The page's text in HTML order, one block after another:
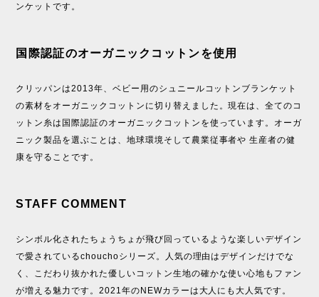
ンケットです。
国際認証のオーガニックコットンを使用
クリッパンは2013年、ベビー用のシュニールコットンブランケット
の素材をオーガニックコットンに切り替えました。現在は、全てのコ
ットン糸は国際認証のオーガニックコットンを使っています。オーガ
ニック製品を選ぶことは、地球環境そして農業従事者や 生産者の健
康を守ることです。
STAFF COMMENT
シンボル化されたちょうちょが飛び回っているような楽しいデザイン
で愛されているchouchoシリーズ。人気の理由はデザインだけでな
く、こだわり抜かれた優しいコットン生地の確かな使い心地もファン
が増える魅力です。2021年のNEWカラーは大人にも大人気です。